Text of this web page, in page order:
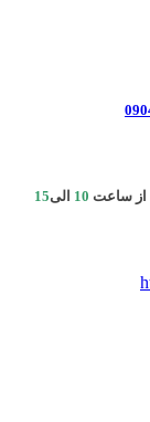
از ساعت 10 الی15